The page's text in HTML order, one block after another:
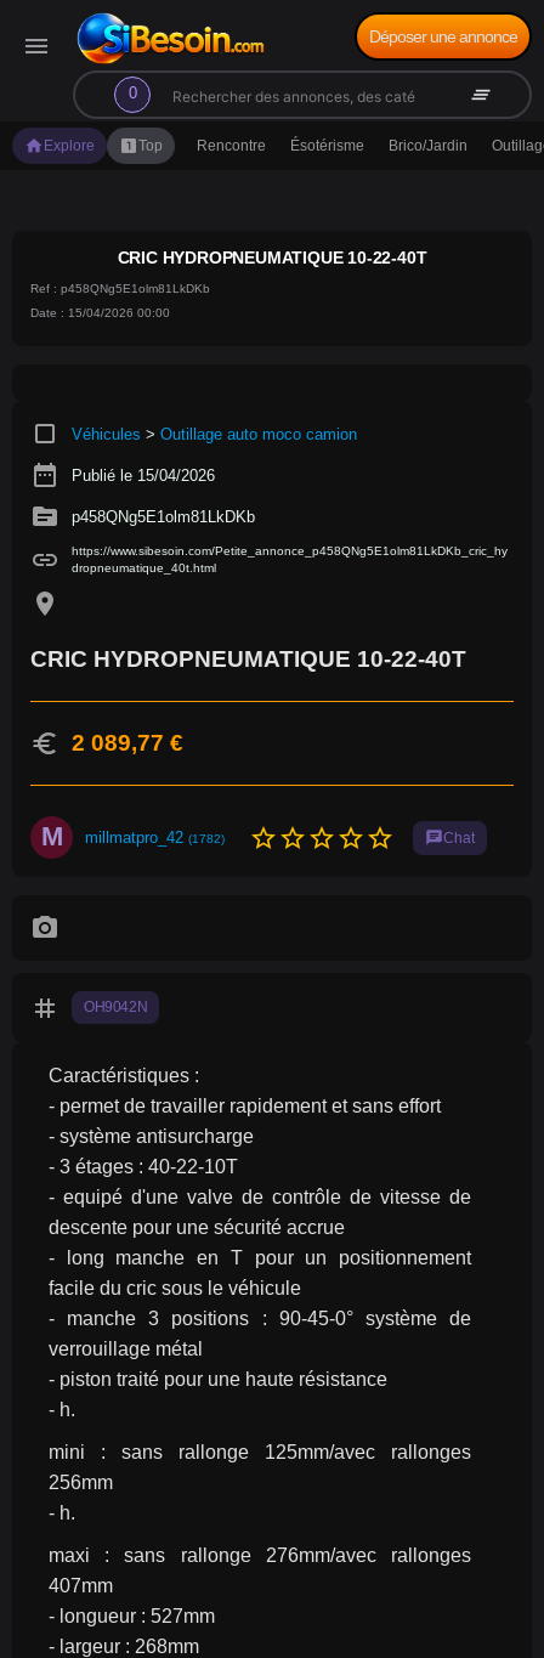
menu
0
search clear_all
Déposer une annonce
home Explore looks_oneTop Rencontre Ésotérisme Brico/Jardin
CRIC HYDROPNEUMATIQUE 10-22-40T
Ref : p458QNg5E1olm81LkDKb
Date : 15/04/2026 00:00
crop_square Véhicules > Outillage auto moco camion
date_range Publié le 15/04/2026
source p458QNg5E1olm81LkDKb
link
https://www.sibesoin.com/Petite_annonce_p458QNg5E1olm81LkDKb_cric_hy
dropneumatique_40t.html
location_on
CRIC HYDROPNEUMATIQUE 10-22-40T
euro 2 089,77 €
M millmatpro_42 (1782) star_borderstar_borderstar_borderstar_borderstar_border chatChat
photo_camera
tag OH9042N
Caractéristiques :
- permet de travailler rapidement et sans effort
- système antisurcharge
- 3 étages : 40-22-10T
- equipé d'une valve de contrôle de vitesse de
descente pour une sécurité accrue
- long manche en T pour un positionnement
facile du cric sous le véhicule
- manche 3 positions : 90-45-0° système de
verrouillage métal
- piston traité pour une haute résistance
- h.
mini : sans rallonge 125mm/avec rallonges
256mm
- h.
maxi : sans rallonge 276mm/avec rallonges
407mm
- longueur : 527mm
- largeur : 268mm